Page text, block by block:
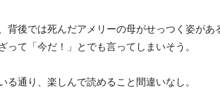
背後では死んだアメリーの母がせっつく姿があ
て「今だ！」とでも言ってしまいそう。
通り、楽しんで読めること間違いなし。